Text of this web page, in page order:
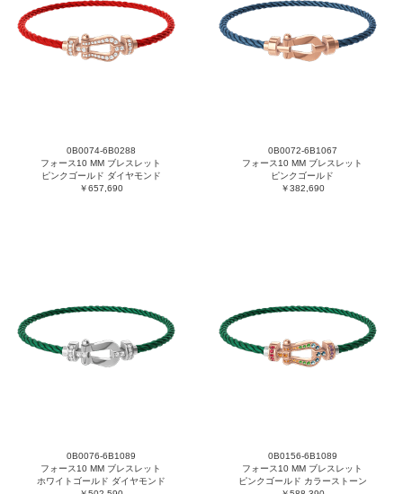
0B0074-6B0288
フォース10 MM ブレスレット
ピンクゴールド ダイヤモンド
￥657,690
0B0072-6B1067
フォース10 MM ブレスレット
ピンクゴールド
￥382,690
0B0076-6B1089
フォース10 MM ブレスレット
ホワイトゴールド ダイヤモンド
0B0156-6B1089
フォース10 MM ブレスレット
ピンクゴールド カラーストーン